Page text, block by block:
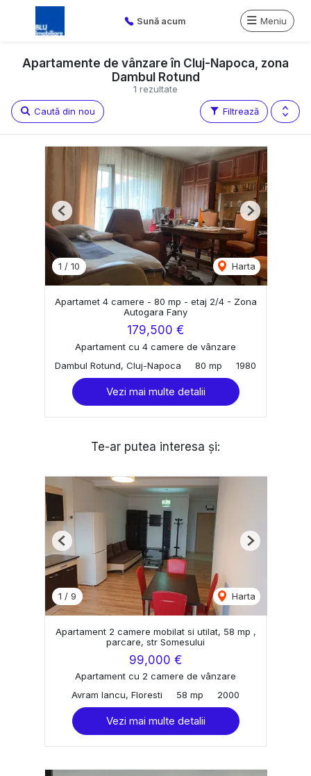
Sună acum Meniu
1 rezultate
Apartamente de vânzare în Cluj-Napoca, zona
Dambul Rotund
Filtrează
Caută din nou
1 / 10 Harta
Previous Next
Apartamet 4 camere - 80 mp - etaj 2/4 - Zona
Autogara Fany
179,500 €
Apartament cu 4 camere de vânzare
Dambul Rotund, Cluj-Napoca
80 mp 1980
Vezi mai multe detalii
Te-ar putea interesa și:
1 / 9 Harta
Previous Next
Apartament 2 camere mobilat si utilat, 58 mp ,
parcare, str Somesului
99,000 €
Apartament cu 2 camere de vânzare
Avram Iancu, Floresti
58 mp 2000
Vezi mai multe detalii